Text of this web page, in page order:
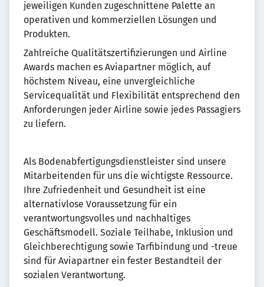
jeweiligen Kunden zugeschnittene Palette an
operativen und kommerziellen Lösungen und
Produkten.
Zahlreiche Qualitätszertifizierungen und Airline
Awards machen es Aviapartner möglich, auf
höchstem Niveau, eine unvergleichliche
Servicequalität und Flexibilität entsprechend den
Anforderungen jeder Airline sowie jedes Passagiers
zu liefern.
Als Bodenabfertigungsdienstleister sind unsere
Mitarbeitenden für uns die wichtigste Ressource.
Ihre Zufriedenheit und Gesundheit ist eine
alternativlose Voraussetzung für ein
verantwortungsvolles und nachhaltiges
Geschäftsmodell. Soziale Teilhabe, Inklusion und
Gleichberechtigung sowie Tarfibindung und -treue
sind für Aviapartner ein fester Bestandteil der
sozialen Verantwortung.